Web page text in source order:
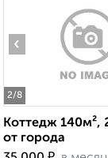
2/8
‹
Коттедж 140м²,
от города